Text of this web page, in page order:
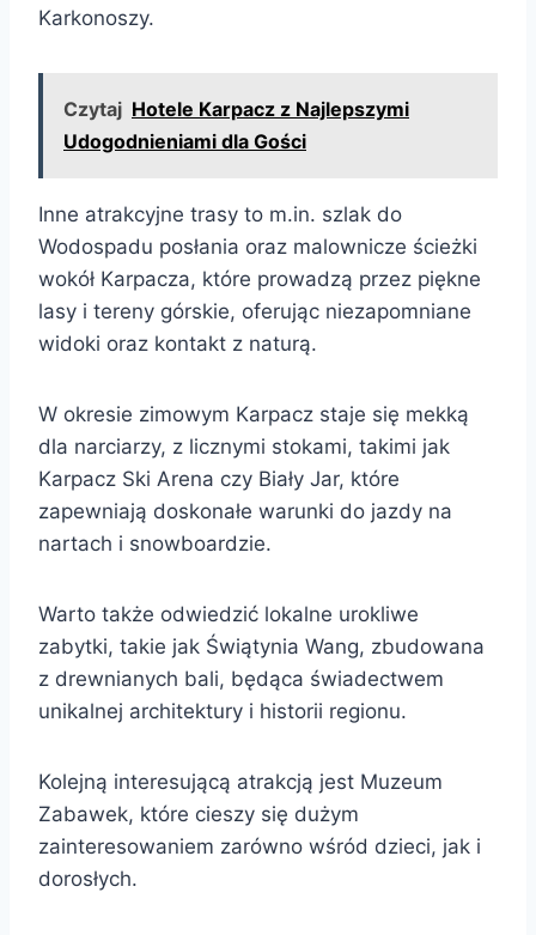
Karkonoszy.
Czytaj Hotele Karpacz z Najlepszymi
Udogodnieniami dla Gości
Inne atrakcyjne trasy to m.in. szlak do
Wodospadu posłania oraz malownicze ścieżki
wokół Karpacza, które prowadzą przez piękne
lasy i tereny górskie, oferując niezapomniane
widoki oraz kontakt z naturą.
W okresie zimowym Karpacz staje się mekką
dla narciarzy, z licznymi stokami, takimi jak
Karpacz Ski Arena czy Biały Jar, które
zapewniają doskonałe warunki do jazdy na
nartach i snowboardzie.
Warto także odwiedzić lokalne urokliwe
zabytki, takie jak Świątynia Wang, zbudowana
z drewnianych bali, będąca świadectwem
unikalnej architektury i historii regionu.
Kolejną interesującą atrakcją jest Muzeum
Zabawek, które cieszy się dużym
zainteresowaniem zarówno wśród dzieci, jak i
dorosłych.